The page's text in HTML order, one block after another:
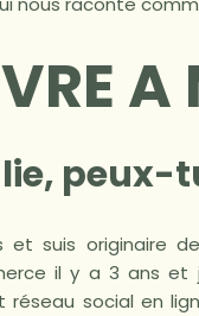
A
peux-
et suis originaire
il y a 3 ans et
réseau social en